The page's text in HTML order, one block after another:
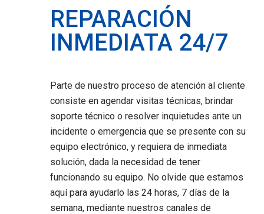
REPARACIÓN
INMEDIATA 24/7
Parte de nuestro proceso de atención al cliente
consiste en agendar visitas técnicas, brindar
soporte técnico o resolver inquietudes ante un
incidente o emergencia que se presente con su
equipo electrónico, y requiera de inmediata
solución, dada la necesidad de tener
funcionando su equipo. No olvide que estamos
aquí para ayudarlo las 24 horas, 7 días de la
semana, mediante nuestros canales de